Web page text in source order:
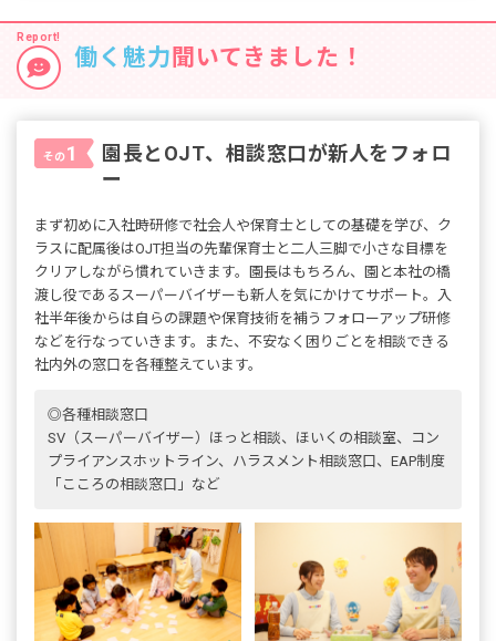
しない「おもいっきり給食」。1歳で食材に触れ、5歳児は買
い物からカレーづくりまで。発育に沿って食への関心を育み
ます。
働く魅力 聞いてきました！
その1
園長とOJT、相談窓口が新人をフォロ
ー
まず初めに入社時研修で社会人や保育士としての基礎を学び、ク
ラスに配属後はOJT担当の先輩保育士と二人三脚で小さな目標を
クリアしながら慣れていきます。園長はもちろん、園と本社の橋
渡し役であるスーパーバイザーも新人を気にかけてサポート。入
社半年後からは自らの課題や保育技術を補うフォローアップ研修
などを行なっていきます。また、不安なく困りごとを相談できる
社内外の窓口を各種整えています。
◎各種相談窓口
SV（スーパーバイザー）ほっと相談、ほいくの相談室、コン
プライアンスホットライン、ハラスメント相談窓口、EAP制度
「こころの相談窓口」など